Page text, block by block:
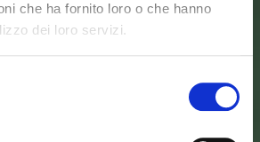
che ha fornito loro o che hanno
dei loro servizi.